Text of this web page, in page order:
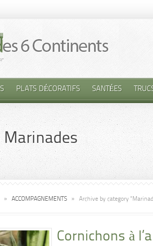
PLATS DÉCORATIFS SANTÉES
» ACCOMPAGNEMENTS » Archive by category
Cornichons à